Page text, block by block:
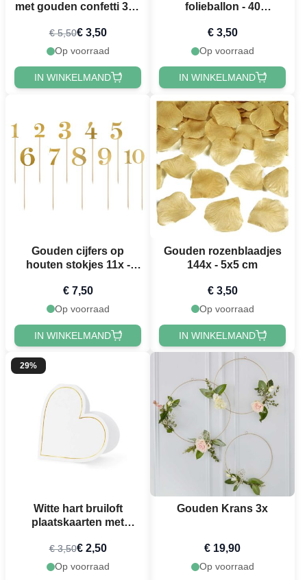
met gouden confetti 3x -
€ 5,50€ 3,50
Op voorraad
IN WINKELMAND
folieballon - 40
€ 3,50
Op voorraad
IN WINKELMAND
Gouden cijfers op
houten stokjes 11x -
€ 7,50
Op voorraad
IN WINKELMAND
Gouden rozenblaadjes
144x - 5x5 cm
€ 3,50
Op voorraad
IN WINKELMAND
29%
Witte hart bruiloft
plaatskaarten met
22x15,7 cm
€ 3,50€ 2,50
Op voorraad
Gouden Krans 3x
€ 19,90
Op voorraad